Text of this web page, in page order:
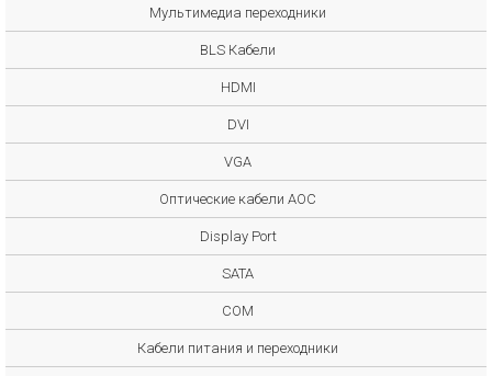
Мультимедиа переходники
BLS Кабели
HDMI
DVI
VGA
Оптические кабели AOC
Display Port
SATA
COM
Кабели питания и переходники